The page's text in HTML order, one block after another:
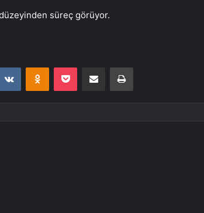
süreç görüyor.
VKontakteOdnoklassniki
Pocket E-Posta ile paylaş Yazdır